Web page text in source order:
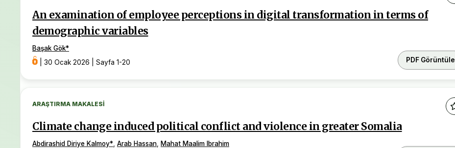
An examination of employee perceptions in digital transformation in terms of
demographic variables
Başak Gök*
30 Ocak 2026 Sayfa 1-20 PDF Görüntüle
ARAŞTIRMA MAKALESI
Climate change induced political conflict and violence in greater Somalia
Abdirashid Diriye Kalmoy* Arab Hassan
Mahat Maalim Ibrahim